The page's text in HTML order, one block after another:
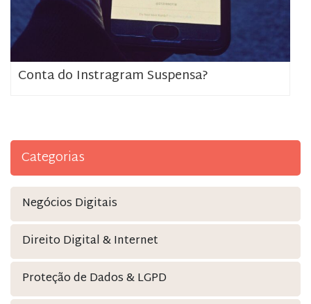
Conta do Instragram Suspensa?
Categorias
Negócios Digitais
Direito Digital & Internet
Proteção de Dados & LGPD